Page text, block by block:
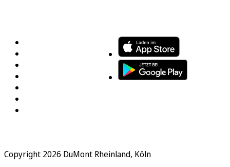
Copyright 2026 DuMont Rheinland, Köln